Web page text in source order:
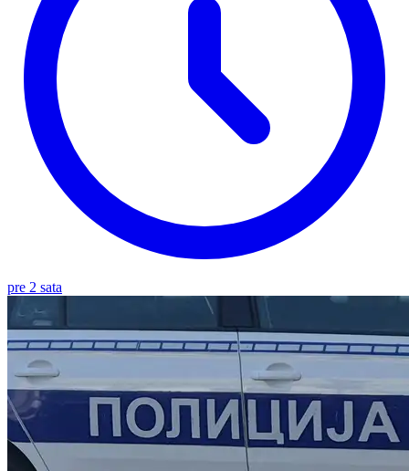
pre 2 sata